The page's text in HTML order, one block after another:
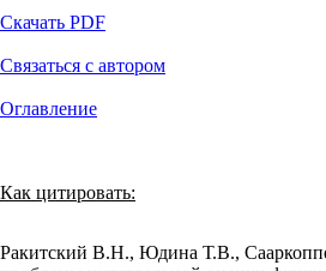
Скачать PDF
Связаться с автором
Оглавление
Как цитировать:
Ракитский В.Н., Юдина Т.В.,